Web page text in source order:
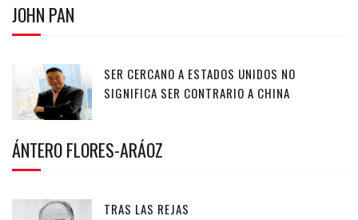
JOHN PAN
SER CERCANO A ESTADOS UNIDOS NO
SIGNIFICA SER CONTRARIO A CHINA
ÁNTERO FLORES-ARÁOZ
TRAS LAS REJAS